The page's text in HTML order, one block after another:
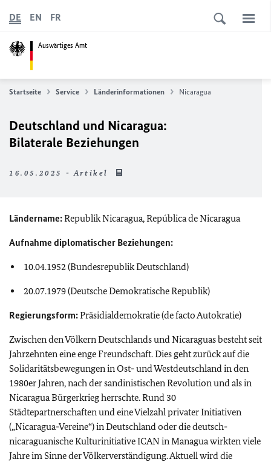
Auswärtiges Amt
DE EN FR
Startseite Service Länderinformationen Nicaragua
Deutschland und Nicaragua:
Bilaterale Beziehungen
16.05.2025 - Artikel
Ländername:Republik Nicaragua,República de Nicaragua
Aufnahme diplomatischer Beziehungen:
10.04.1952 (Bundesrepublik Deutschland)
20.07.1979 (Deutsche Demokratische Republik)
Regierungsform:Präsidialdemokratie (de facto Autokratie)
Zwischen den Völkern Deutschlands und Nicaraguas besteht seit
Jahrzehnten eine enge Freundschaft. Dies geht zurück auf die
Solidaritätsbewegungen in Ost- und Westdeutschland in den
1980er Jahren, nach der sandinistischen Revolution und als in
Nicaragua Bürgerkrieg herrschte. Rund 30
Städtepartnerschaften und eine Vielzahl privater Initiativen
(„Nicaragua-Vereine“) in Deutschland oder die deutsch-
nicaraguanische Kulturinitiative ICAN in Managua wirkten viele
Jahre im Sinne der Völkerverständigung. Aktuell wird die